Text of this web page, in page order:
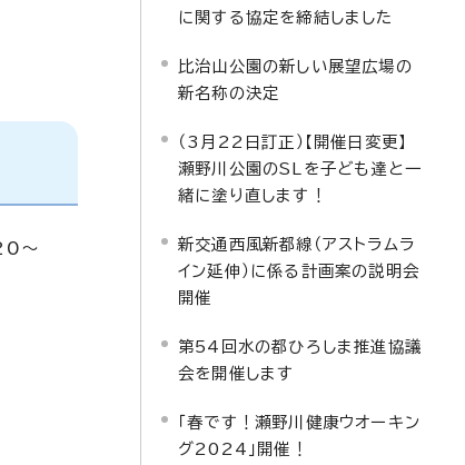
～
に関する協定を締結しました
比治山公園の新しい展望広場の
新名称の決定
（3月22日訂正）【開催日変更】
瀬野川公園のSLを子ども達と一
緒に塗り直します！
新交通西風新都線（アストラムラ
イン延伸）に係る計画案の説明会
開催
第54回水の都ひろしま推進協議
会を開催します
「春です！瀬野川健康ウオーキン
グ2024」開催！